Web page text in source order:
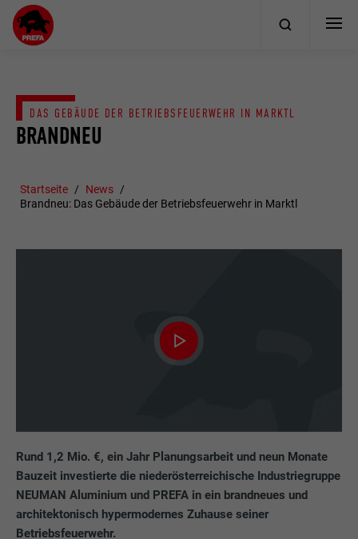
BRANDNEU
DAS GEBÄUDE DER BETRIEBSFEUERWEHR IN MARKTL
Startseite
News
Brandneu: Das Gebäude der Betriebsfeuerwehr in Marktl
Rund 1,2 Mio. €, ein Jahr Planungsarbeit und neun Monate
Bauzeit investierte die niederösterreichische Industriegruppe
NEUMAN Aluminium und PREFA in ein brandneues und
architektonisch hypermodernes Zuhause seiner
Betriebsfeuerwehr.